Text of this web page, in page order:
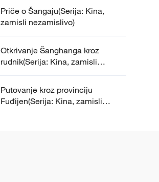
Priče o Šangaju(Serija: Kina,
zamisli nezamislivo)
Otkrivanje Šanghanga kroz
rudnik(Serija: Kina, zamisli
nezamislivo )
Putovanje kroz provinciju
Fuđijen(Serija: Kina, zamisli